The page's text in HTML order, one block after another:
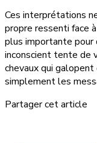
Ces interprétations
propre ressenti face
plus importante pour
inconscient tente de
chevaux qui
simplement les
Partager cet article